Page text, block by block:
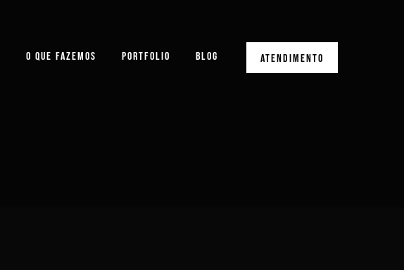
ATENDIMENTO
O QUE FAZEMOS PORTFOLIO BLOG